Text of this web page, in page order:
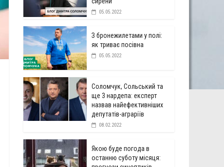
05.05.2022
З бронежилетами у полі:
як триває посівна
05.05.2022
Соломчук, Сольський та
ще 3 нардепа: експерт
назвав найефективніших
депутатів-аграріїв
08.02.2022
Якою буде погода в
останню суботу місяця: